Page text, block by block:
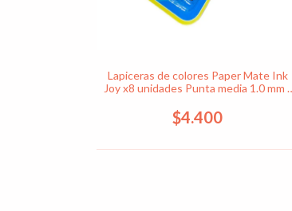
Lapiceras de colores Paper Mate Ink
Joy x8 unidades Punta media 1.0 mm -
$4.400